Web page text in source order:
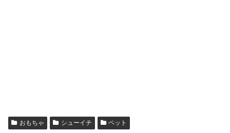
おもちゃ シューイチ ペット